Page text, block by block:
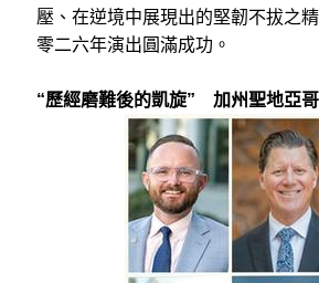
壓、在逆境中展現出的堅韌不拔之
零二六年演出圓滿成功。
“歷經磨難後的凱旋” 加州聖地亞